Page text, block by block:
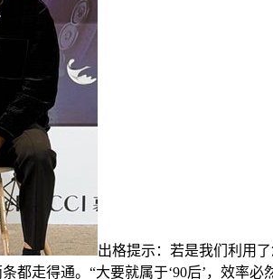
出格提示：若是我们利用
走得通。“大要就属于‘90后’，效率